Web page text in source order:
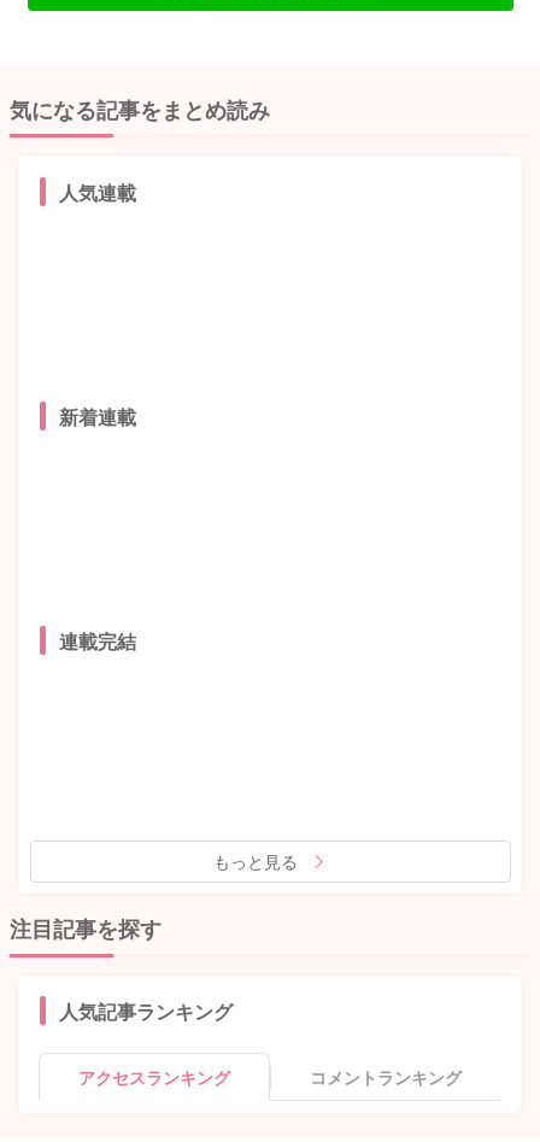
気になる記事をまとめ読み
人気連載
新着連載
連載完結
もっと見る
注目記事を探す
人気記事ランキング
アクセスランキング コメントランキング